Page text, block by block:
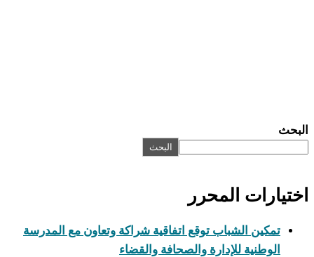
البحث
البحث
اختيارات المحرر
تمكين الشباب توقع اتفاقية شراكة وتعاون مع المدرسة
الوطنية للإدارة والصحافة والقضاء